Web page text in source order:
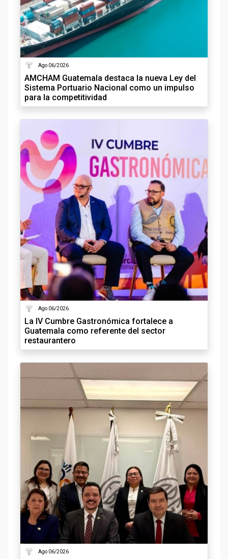
Ago 06/2026
AMCHAM Guatemala destaca la nueva Ley del
Sistema Portuario Nacional como un impulso
para la competitividad
Ago 06/2026
La IV Cumbre Gastronómica fortalece a
Guatemala como referente del sector
restaurantero
Ago 06/2026